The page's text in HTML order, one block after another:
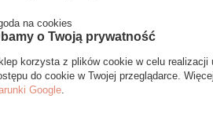
lub skorzystania z zakładki
sztuki.
na cookies
o Twoją prywatność
korzysta z plików cookie w celu realizacji
do cookie w Twojej przeglądarce.
Google